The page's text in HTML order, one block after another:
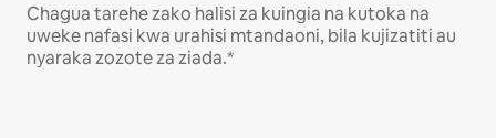
Chagua tarehe zako halisi za kuingia na kutoka na
uweke nafasi kwa urahisi mtandaoni, bila kujizatiti au
nyaraka zozote za ziada.*